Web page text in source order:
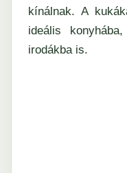
kínálnak. A
ideális
irodákba is.